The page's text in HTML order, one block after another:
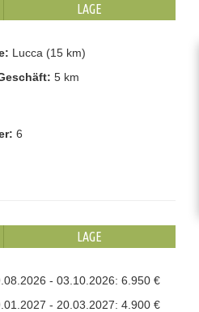
LAGE
Lucca (15 km)
5 km
6
LAGE
- 03.10.2026: 6.950 €
- 20.03.2027: 4.900 €